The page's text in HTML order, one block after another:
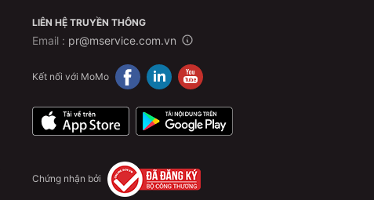
LIÊN HỆ TRUYỀN THÔNG
Email : pr@mservice.com.vn
Kết nối với MoMo
Chứng nhận bởi